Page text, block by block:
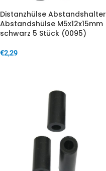
Distanzhülse Abstandshalter
Abstandshülse M5x12x15mm
schwarz 5 Stück (0095)
€2,29